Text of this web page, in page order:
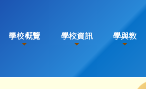
學校概覽 學校資訊 學與教